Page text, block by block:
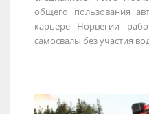
общего пользования
карьере Норвегии
самосвалы без участия